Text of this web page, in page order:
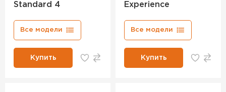
Standard 4
Все модели
Купить
Experience
Все модели
Купить